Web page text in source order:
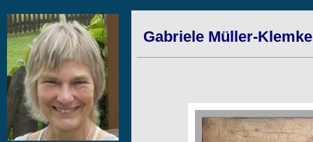
Gabriele Müller-